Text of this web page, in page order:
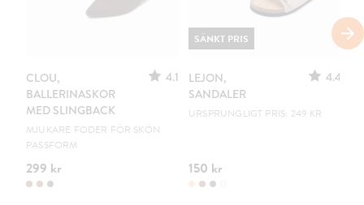
CLOU,
BALLERINASKOR
MED SLINGBACK
4.1
MJUKARE FODER FÖR SKÖN
PASSFORM
299 kr
LEJON,
SANDALER
4.4
URSPRUNGLIGT PRIS: 249 KR
150 kr
SÄNKT PRIS